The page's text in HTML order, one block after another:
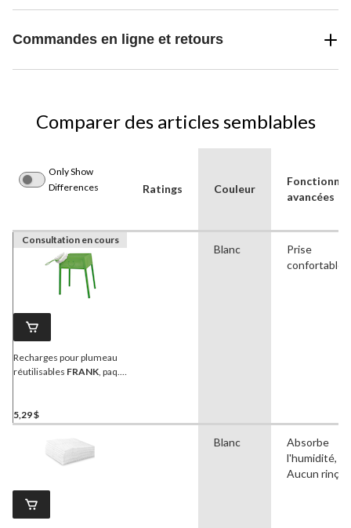
Commandes en ligne et retours
Comparer des articles semblables
Only Show
Differences
Ratings Couleur
avancées
Consultation en cours
Recharges pour plumeau
réutilisables FRANK, paq.
5,29 $
Blanc
Prise
confortable
Blanc
Absorbe
l'humidité,
Aucun